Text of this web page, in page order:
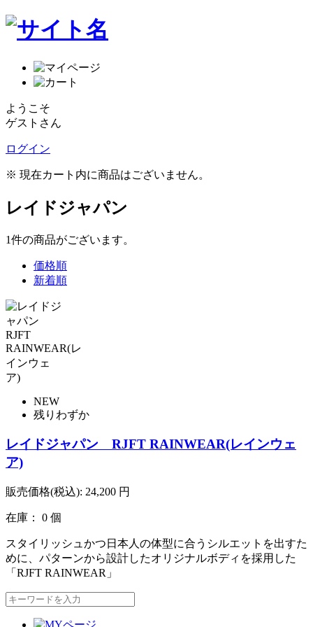
ようこそ
ゲストさん
ログイン
※ 現在カート内に商品はございません。
レイドジャパン
1件の商品がございます。
価格順
新着順
NEW
残りわずか
レイドジャパン RJFT RAINWEAR(レインウェ
ア)
販売価格(税込): 24,200 円
在庫： 0 個
スタイリッシュかつ日本人の体型に合うシルエットを出すた
めに、パターンから設計したオリジナルボディを採用した
「RJFT RAINWEAR」